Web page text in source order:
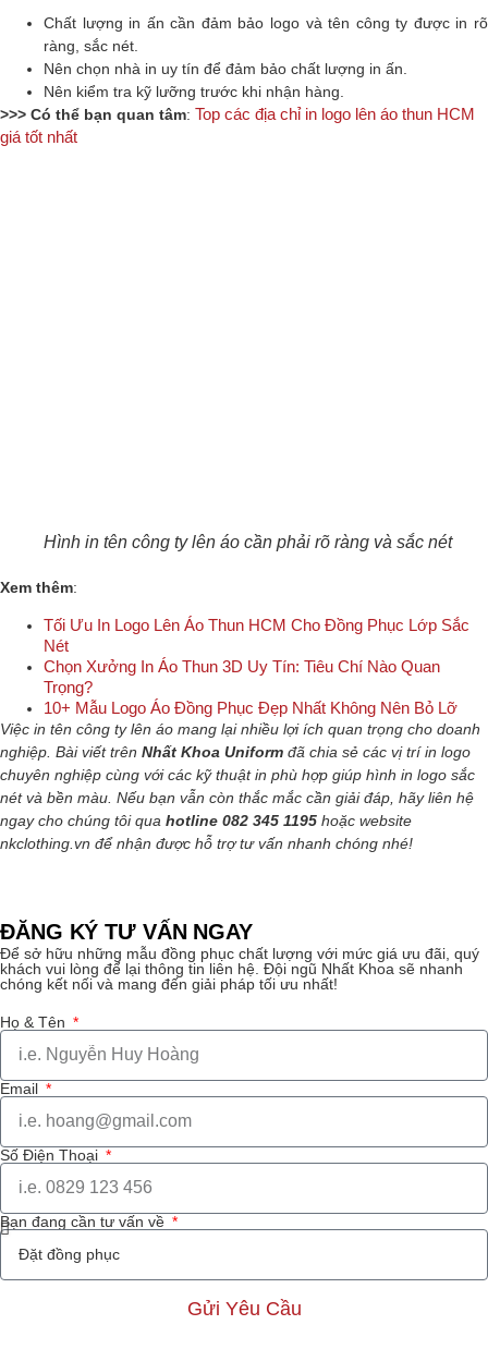
Chất lượng in ấn cần đảm bảo logo và tên công ty được in rõ
ràng, sắc nét.
Nên chọn nhà in uy tín để đảm bảo chất lượng in ấn.
Nên kiểm tra kỹ lưỡng trước khi nhận hàng.
>>> Có thể bạn quan tâm: Top các địa chỉ in logo lên áo thun HCM
giá tốt nhất
Hình in tên công ty lên áo cần phải rõ ràng và sắc nét
Xem thêm:
Tối Ưu In Logo Lên Áo Thun HCM Cho Đồng Phục Lớp Sắc
Nét
Chọn Xưởng In Áo Thun 3D Uy Tín: Tiêu Chí Nào Quan
Trọng?
10+ Mẫu Logo Áo Đồng Phục Đẹp Nhất Không Nên Bỏ Lỡ
Việc in tên công ty lên áo mang lại nhiều lợi ích quan trọng cho doanh
nghiệp. Bài viết trên Nhất Khoa Uniform đã chia sẻ các vị trí in logo
chuyên nghiệp cùng với các kỹ thuật in phù hợp giúp hình in logo sắc
nét và bền màu. Nếu bạn vẫn còn thắc mắc cần giải đáp, hãy liên hệ
ngay cho chúng tôi qua hotline 082 345 1195 hoặc website
nkclothing.vn để nhận được hỗ trợ tư vấn nhanh chóng nhé!
ĐĂNG KÝ TƯ VẤN NGAY
Để sở hữu những mẫu đồng phục chất lượng với mức giá ưu đãi, quý
khách vui lòng để lại thông tin liên hệ. Đội ngũ Nhất Khoa sẽ nhanh
chóng kết nối và mang đến giải pháp tối ưu nhất!
Họ & Tên
Email
Số Điện Thoại
Bạn đang cần tư vấn về
Gửi Yêu Cầu